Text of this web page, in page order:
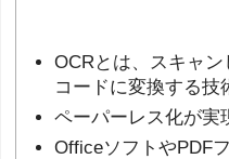
OCRとは、スキャ
コードに変換する技
ペーパーレス化が実
OfficeソフトやPDF